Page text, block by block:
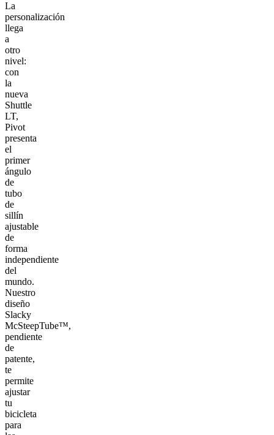
La
personalización
llega
a
otro
nivel:
con
la
nueva
Shuttle
LT,
Pivot
presenta
el
primer
ángulo
de
tubo
de
sillín
ajustable
de
forma
independiente
del
mundo.
Nuestro
diseño
Slacky
McSteepTube™,
pendiente
de
patente,
te
permite
ajustar
tu
bicicleta
para